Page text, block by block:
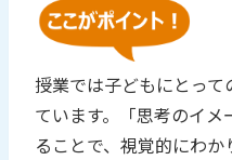
授業では子どもにとっ
ています。「思考のイ
ることで、視覚的にわ